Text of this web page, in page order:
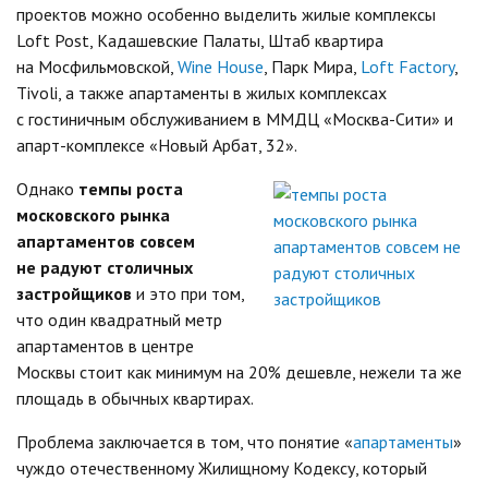
проектов можно особенно выделить жилые комплексы
Loft Post, Кадашевские Палаты, Штаб квартира
на Мосфильмовской, Wine House , Парк Мира, Loft Factory,
Tivoli, а также апартаменты в жилых комплексах
с гостиничным обслуживанием в ММДЦ «Москва-Сити» и
апарт-комплексе «Новый Арбат, 32».
Однако темпы роста
московского рынка
апартаментов совсем
не радуют столичных
застройщиков и это при том,
что один квадратный метр
апартаментов в центре
Москвы стоит как минимум на 20% дешевле, нежели та же
площадь в обычных квартирах.
Проблема заключается в том, что понятие «апартаменты»
чуждо отечественному Жилищному Кодексу, который